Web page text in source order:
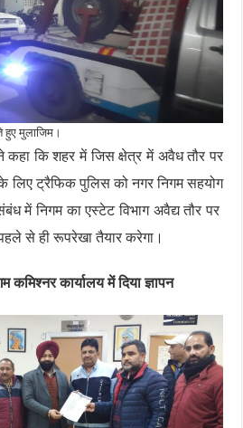
हुए मुलाजिम।
कहा कि शहर में जिस क्षेत्र में अवैध तौर पर
के लिए ट्रैफिक पुलिस को नगर निगम सहयोग
में निगम का एस्टेट विभाग अवैद्य तौर पर
पहले से ही रूपरेखा तैयार करेगा।
कार्यालय में दिया ज्ञापन